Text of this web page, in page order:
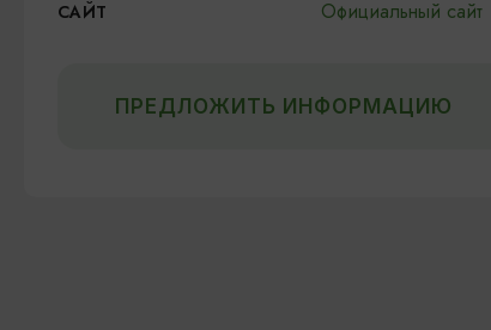
САЙТ Официальный сайт
ПРЕДЛОЖИТЬ ИНФОРМАЦИЮ